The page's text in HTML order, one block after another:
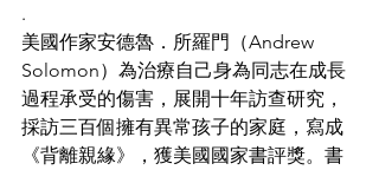
.
美國作家安德魯．所羅門（Andrew
Solomon）為治療自己身為同志在成長
過程承受的傷害，展開十年訪查研究，
採訪三百個擁有異常孩子的家庭，寫成
《背離親緣》，獲美國國家書評獎。書